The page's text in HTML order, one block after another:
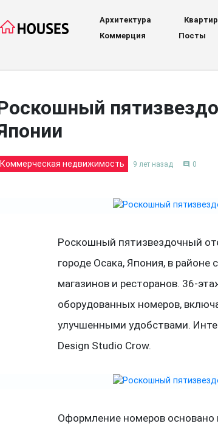
Архитектура
Коммерция
Посты
Коммерческая недвижимость 9 лет назад comment 0
Роскошный пятизвездочный
городе Осака, Япония, в
магазинов и ресторанов. 36-
оборудованных номеров,
улучшенными удобствами.
Design Studio Crow.
Оформление номеров основано